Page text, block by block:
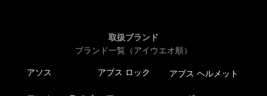
取扱ブランド
ブランド一覧（アイウエオ順）
アソス アブス ロック アブス ヘルメット